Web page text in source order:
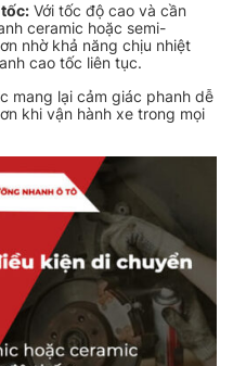
Với tốc độ cao và cần
ceramic hoặc semi-
nhờ khả năng chịu nhiệt
cao tốc liên tục.
mang lại cảm giác phanh dễ
khi vận hành xe trong mọi